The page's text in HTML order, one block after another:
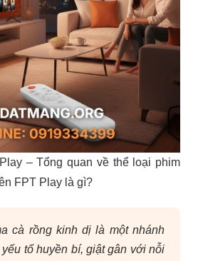
– Tổng quan về thể loại phim
FPT Play là gì?
cà rồng kinh dị là một nhánh
tố huyền bí, giật gân với nỗi